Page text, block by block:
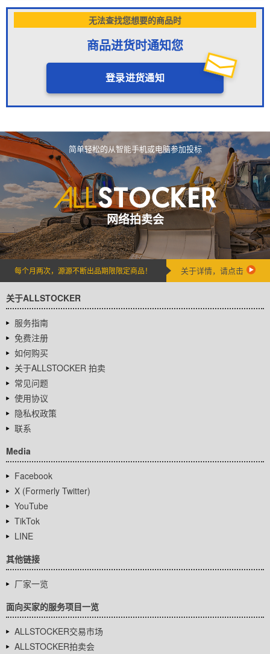
无法查找您想要的商品时
商品进货时通知您
登录进货通知
简单轻松的从智能手机或电脑参加投标
网络拍卖会
每个月两次，源源不断出品期限限定商品！ 关于详情，请点击
关于ALLSTOCKER
服务指南
免费注册
如何购买
关于ALLSTOCKER 拍卖
常见问题
使用协议
隐私权政策
联系
Media
Facebook
X (Formerly Twitter)
YouTube
TikTok
LINE
其他链接
厂家一览
面向买家的服务项目一览
ALLSTOCKER交易市场
ALLSTOCKER拍卖会